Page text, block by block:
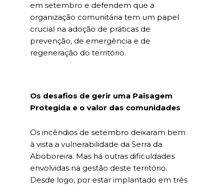
em setembro e defendem que a
organização comunitária tem um papel
crucial na adoção de práticas de
prevenção, de emergência e de
regeneração do território.
Os desafios de gerir uma Paisagem
Protegida e o valor das comunidades
Os incêndios de setembro deixaram bem
à vista a vulnerabilidade da Serra da
Aboboreira. Mas há outras dificuldades
envolvidas na gestão deste território.
Desde logo, por estar implantado em três